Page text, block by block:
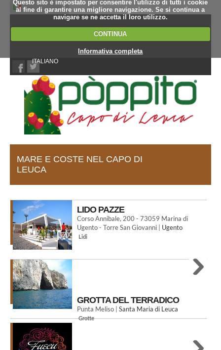
Questo sito è impostato per consentire l'utilizzo di tutti i cookie
al fine di garantire una migliore navigazione. Se si continua a
navigare se ne accetta il loro utilizzo.
CONTINUA
Informativa completa
ITALIANO
MARE E COSTE NEL CAPO DI
LEUCA
LIDO PAZZE
Corso Annibale, 200 - 73059 Marina di
Ugento - Torre San Giovanni | Ugento
Lidi
GROTTA DEL TERRADICO
Punta Meliso | Santa Maria di Leuca
Grotte